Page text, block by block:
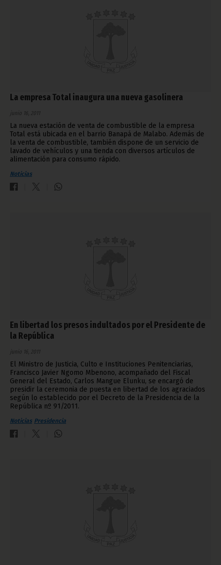
La empresa Total inaugura una nueva gasolinera
junio 16, 2011
La nueva estación de venta de combustible de la empresa
Total está ubicada en el barrio Banapá de Malabo. Además de
la venta de combustible, también dispone de un servicio de
lavado de vehículos y una tienda con diversos artículos de
alimentación para consumo rápido.
Noticias
En libertad los presos indultados por el Presidente de
la República
junio 16, 2011
El Ministro de Justicia, Culto e Instituciones Penitenciarias,
Francisco Javier Ngomo Mbenono, acompañado del Fiscal
General del Estado, Carlos Mangue Elunku, se encargó de
presidir la ceremonia de puesta en libertad de los agraciados
según lo establecido por el Decreto de la Presidencia de la
República nº 91/2011.
Noticias Presidencia